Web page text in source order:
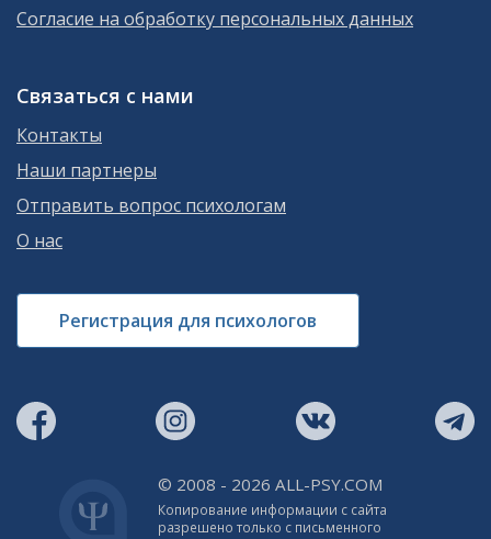
Согласие на обработку персональных данных
Связаться с нами
Контакты
Наши партнеры
Отправить вопрос психологам
О нас
Регистрация для психологов
© 2008 - 2026 ALL-PSY.COM
Копирование информации с сайта
разрешено только с письменного